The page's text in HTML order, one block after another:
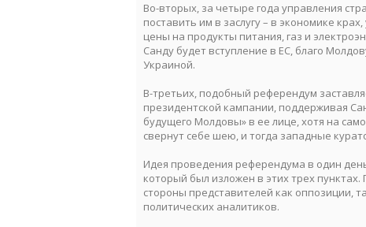
Во-вторых, за четыре года управления
поставить им в заслугу – в экономике
цены на продукты питания, газ и
Санду будет вступление в ЕС, благо
Украиной.
В-третьих, подобный референдум
президентской кампании, поддерживая
будущего Молдовы» в ее лице, хотя на
свернут себе шею, и тогда западные
Идея проведения референдума в один
который был изложен в этих трех
стороны представителей как оппозиции,
политических аналитиков.